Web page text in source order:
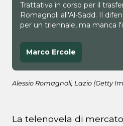
Trattativa in corso per il
Romagnoli all'Al-Sadd. Il
per un triennale, ma manca
Marco Ercole
Alessio Romagnoli, Lazio (Getty
La telenovela di